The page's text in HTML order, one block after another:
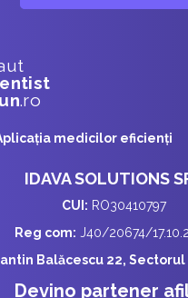
.ro
medicilor eficienţi
IDAVA SOLUTIONS
CUI: RO30410797
Reg com: J40/20674/
Balăcescu 22, Sectorul
Devino partener